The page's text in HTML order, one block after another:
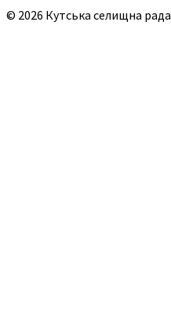
© 2026 Кутська селищна рада